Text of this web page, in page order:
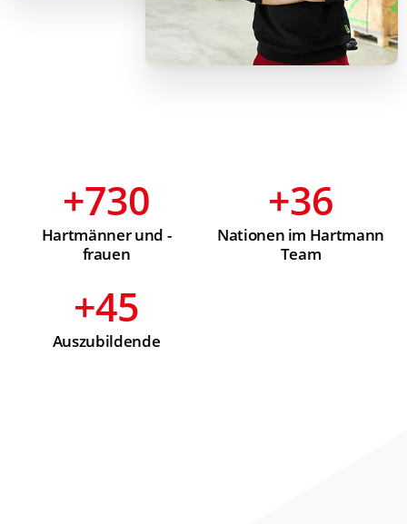
+730
Hartmänner und -
frauen
+36
Nationen im Hartmann
Team
+45
Auszubildende